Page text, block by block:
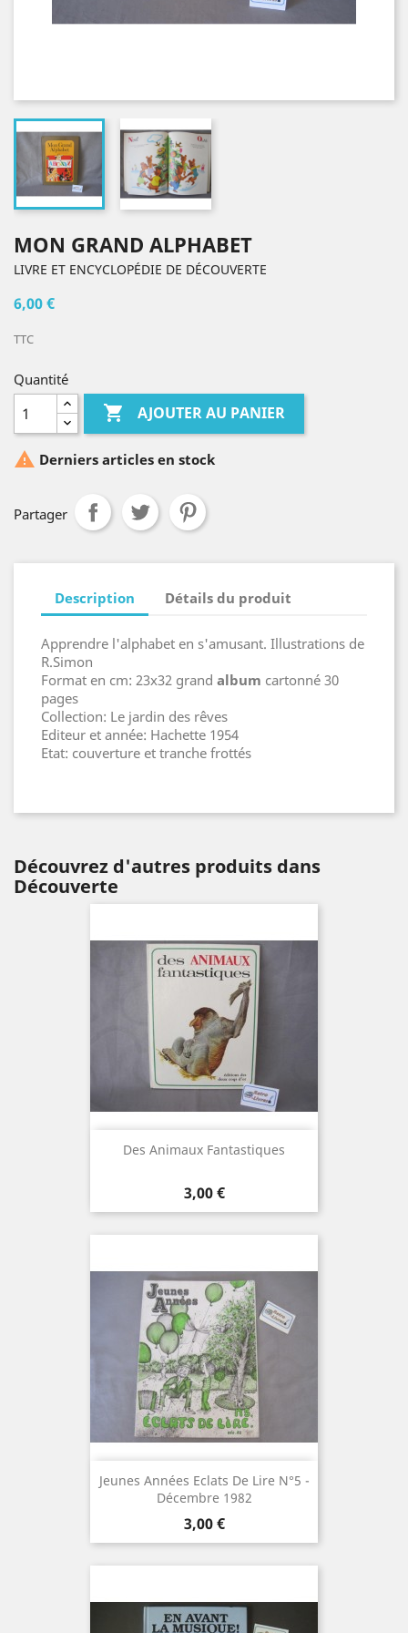
MON GRAND ALPHABET
LIVRE ET ENCYCLOPÉDIE DE DÉCOUVERTE
6,00 €
TTC
Quantité
 AJOUTER AU PANIER
 Derniers articles en stock
Partager
Description Détails du produit
Apprendre l'alphabet en s'amusant. Illustrations de
R.Simon
Format en cm: 23x32 grand album cartonné 30
pages
Collection: Le jardin des rêves
Editeur et année: Hachette 1954
Etat: couverture et tranche frottés
Découvrez d'autres produits dans
Découverte
Des Animaux Fantastiques
Prix
3,00 €
Jeunes Années Eclats De Lire N°5 -
Décembre 1982
Prix
3,00 €